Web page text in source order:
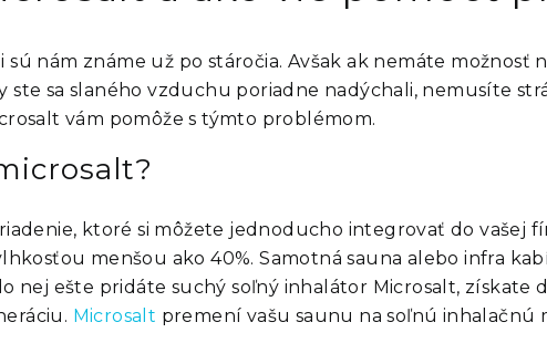
nám známe už po stáročia. Avšak ak nemáte možnosť
ste sa slaného vzduchu poriadne nadýchali, nemusíte
vám pomôže s týmto problémom.
ktoré si môžete jednoducho integrovať do vašej
menšou ako 40%. Samotná sauna alebo infra
nej ešte pridáte suchý soľný inhalátor Microsalt, získate
Microsalt premení vašu saunu na soľnú inhalačnú